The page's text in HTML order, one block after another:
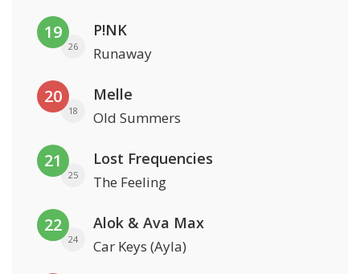
19
26
P!NK
Runaway
20
18
Melle
Old Summers
21
25
Lost Frequencies
The Feeling
22
24
Alok & Ava Max
Car Keys (Ayla)